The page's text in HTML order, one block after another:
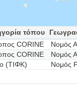
τόπου
CORINE
Νομός
CORINE
Νομός
(ΤΙΦΚ) Νομός